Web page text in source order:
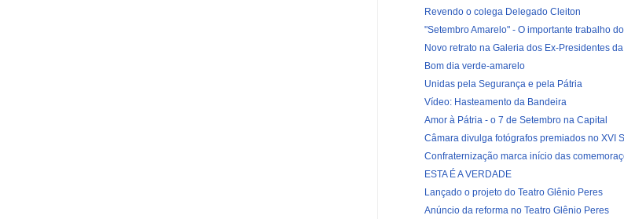
Revendo o colega Delegado Cleiton
"Setembro Amarelo" - O importante trabalho
Novo retrato na Galeria dos Ex-Presidentes
Bom dia verde-amarelo
Unidas pela Segurança e pela Pátria
Vídeo: Hasteamento da Bandeira
Amor à Pátria - o 7 de Setembro na Capital
Câmara divulga fotógrafos premiados no XVI
Confraternização marca início das
ESTA É A VERDADE
Lançado o projeto do Teatro Glênio Peres
Anúncio da reforma no Teatro Glênio Peres